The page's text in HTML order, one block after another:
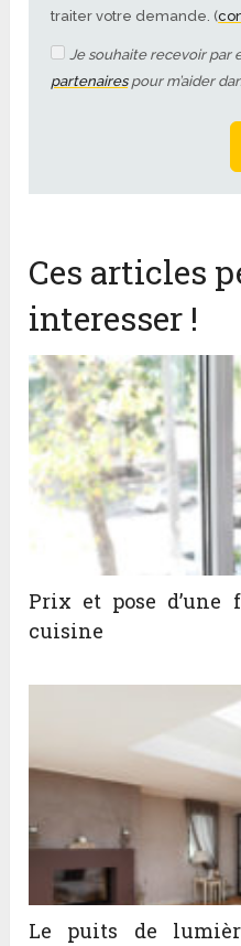
traiter votre demande. (
Je souhaite recevoir par
partenairespour m’aider
Ces articles
interesser !
Prix et pose d’une
cuisine
Le puits de